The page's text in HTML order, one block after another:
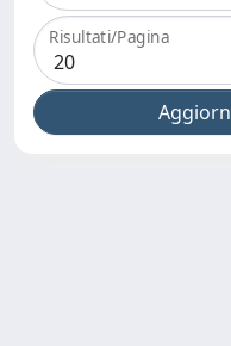
Risultati/Pagina